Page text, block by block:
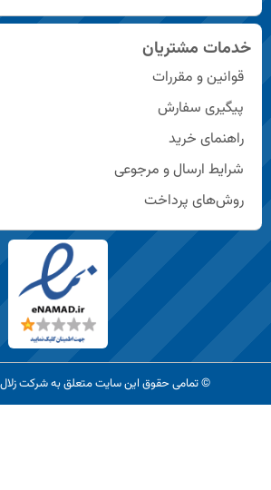
خدمات مشتریان
قوانین و مقررات
پیگیری سفارش
راهنمای خرید
شرایط ارسال و مرجوعی
روش‌های پرداخت
© تمامی حقوق این سایت متعلق به شرکت